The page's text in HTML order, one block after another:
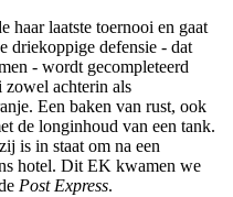
haar laatste toernooi en gaat
driekoppige defensie - dat
- wordt gecompleteerd
achterin als
Een baken van rust, ook
de longinhoud van een tank.
is in staat om na een
hotel. Dit EK kwamen we
Post Express.